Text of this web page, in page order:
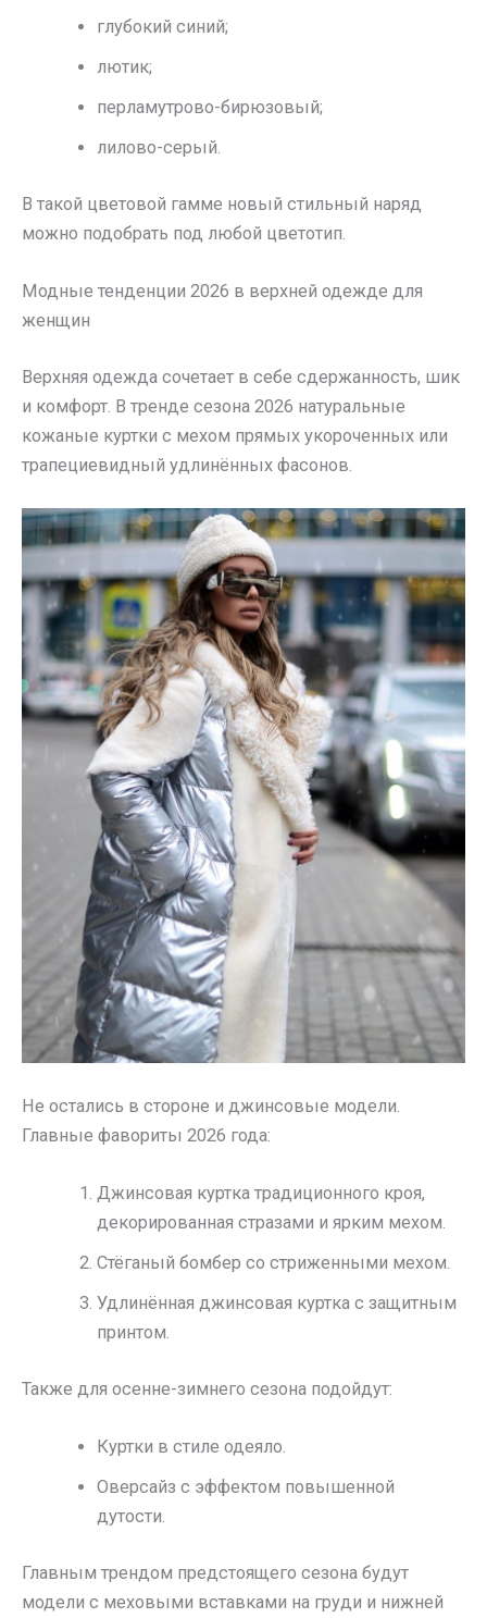
глубокий синий;
лютик;
перламутрово-бирюзовый;
лилово-серый.
В такой цветовой гамме новый стильный наряд
можно подобрать под любой цветотип.
Модные тенденции 2026 в верхней одежде для
женщин
Верхняя одежда сочетает в себе сдержанность, шик
и комфорт. В тренде сезона 2026 натуральные
кожаные куртки с мехом прямых укороченных или
трапециевидный удлинённых фасонов.
Не остались в стороне и джинсовые модели.
Главные фавориты 2026 года:
Джинсовая куртка традиционного кроя,
декорированная стразами и ярким мехом.
Стёганый бомбер со стриженными мехом.
Удлинённая джинсовая куртка с защитным
принтом.
Также для осенне-зимнего сезона подойдут:
Куртки в стиле одеяло.
Оверсайз с эффектом повышенной
дутости.
Главным трендом предстоящего сезона будут
модели с меховыми вставками на груди и нижней